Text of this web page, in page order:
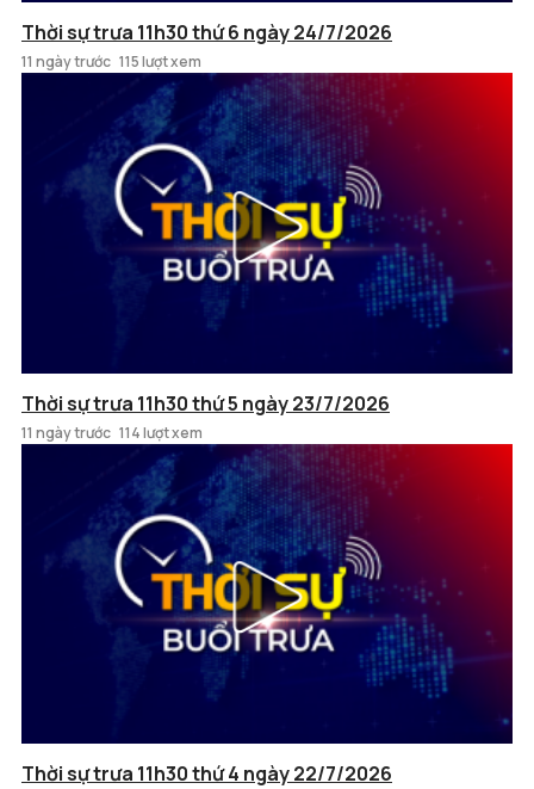
Thời sự trưa 11h30 thứ 6 ngày 24/7/2026
11 ngày trước 115 lượt xem
Thời sự trưa 11h30 thứ 5 ngày 23/7/2026
11 ngày trước 114 lượt xem
Thời sự trưa 11h30 thứ 4 ngày 22/7/2026